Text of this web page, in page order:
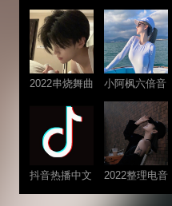
ProgHouse歌
曲
文DJ舞曲
2022串烧舞曲
小阿枫六倍音
质系列 车载
抖音热播中文
系列
2022整理电音
系列